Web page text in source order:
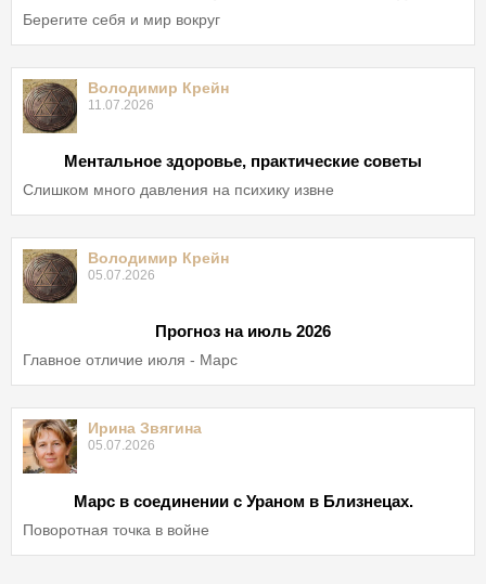
Берегите себя и мир вокруг
Володимир Крейн
11.07.2026
Ментальное здоровье, практические советы
Слишком много давления на психику извне
Володимир Крейн
05.07.2026
Прогноз на июль 2026
Главное отличие июля - Марс
Ирина Звягина
05.07.2026
Марс в соединении с Ураном в Близнецах.
Поворотная точка в войне